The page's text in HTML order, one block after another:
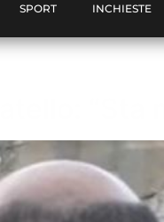
SPORT INCHIESTE